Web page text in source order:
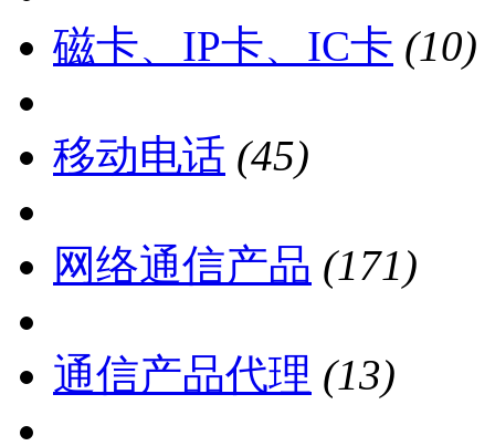
磁卡、IP卡、IC卡 (10)
移动电话 (45)
网络通信产品 (171)
通信产品代理 (13)